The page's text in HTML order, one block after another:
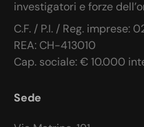
investigatori e forze
C.F. / P.I. / Reg. imprese:
REA: CH-413010
Cap. sociale: € 10.000
Sede